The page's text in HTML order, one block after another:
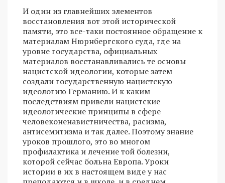
И один из главнейших элементов
восстановления вот этой исторической
памяти, это все-таки постоянное обращение к
материалам Нюрнбергского суда, где на
уровне государства, официальных
материалов восстанавливались те основы
нацистской идеологии, которые затем
создали государственную нацистскую
идеологию Германию. И к каким
последствиям привели нацистские
идеологические принципы в сфере
человеконенавистничества, расизма,
антисемитизма и так далее. Поэтому знание
уроков прошлого, это во многом
профилактика и лечение той болезни,
которой сейчас больна Европа. Уроки
истории в их в настоящем виде у нас